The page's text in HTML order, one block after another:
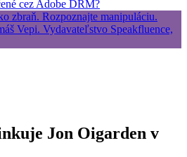
cez Adobe DRM?
Jon Oigarden v